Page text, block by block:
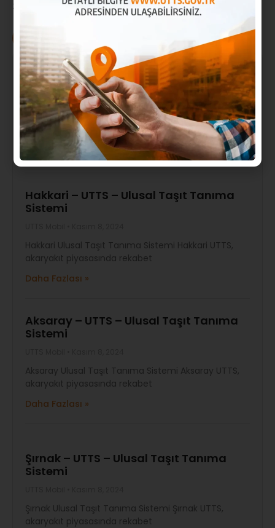
ziyaret edebilirsiniz.
Mardin – UTTS – Ulusal Taşıt Tanıma
Sistemi
UTTS Mobil Kasım 8, 2024
Mardin Ulusal Taşıt Tanıma Sistemi Mardin UTTS,
akaryakıt piyasasında rekabet
Daha Fazlası »
Hakkari – UTTS – Ulusal Taşıt Tanıma
Sistemi
Hakkari Ulusal Taşıt Tanıma Sistemi Hakkari UTTS,
akaryakıt piyasasında rekabet
Daha Fazlası »
Aksaray – UTTS – Ulusal Taşıt Tanıma
Sistemi
Aksaray Ulusal Taşıt Tanıma Sistemi Aksaray UTTS,
akaryakıt piyasasında rekabet
Daha Fazlası »
Şırnak – UTTS – Ulusal Taşıt Tanıma
Sistemi
Şırnak Ulusal Taşıt Tanıma Sistemi Şırnak UTTS,
akaryakıt piyasasında rekabet